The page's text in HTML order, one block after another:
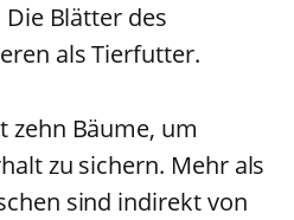
Blätter des
als Tierfutter.
zehn Bäume, um
zu sichern. Mehr als
sind indirekt von